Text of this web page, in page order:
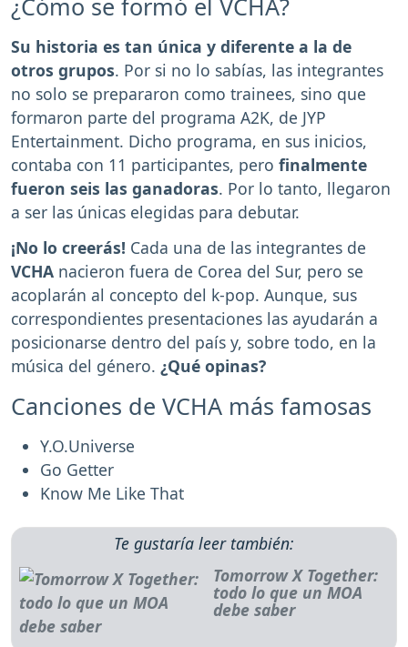
¿Cómo se formó el VCHA?
Su historia es tan única y diferente a la de
otros grupos. Por si no lo sabías, las integrantes
no solo se prepararon como trainees, sino que
formaron parte del programa A2K, de JYP
Entertainment. Dicho programa, en sus inicios,
contaba con 11 participantes, pero finalmente
fueron seis las ganadoras. Por lo tanto, llegaron
a ser las únicas elegidas para debutar.
¡No lo creerás! Cada una de las integrantes de
VCHA nacieron fuera de Corea del Sur, pero se
acoplarán al concepto del k-pop. Aunque, sus
correspondientes presentaciones las ayudarán a
posicionarse dentro del país y, sobre todo, en la
música del género. ¿Qué opinas?
Canciones de VCHA más famosas
Y.O.Universe
Go Getter
Know Me Like That
Te gustaría leer también:
Tomorrow X Together:
todo lo que un MOA
debe saber